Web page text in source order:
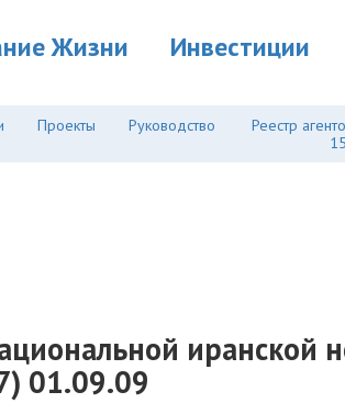
Жизни Инвестиции
Проекты Руководство
Реестр
иранской
01.09.09